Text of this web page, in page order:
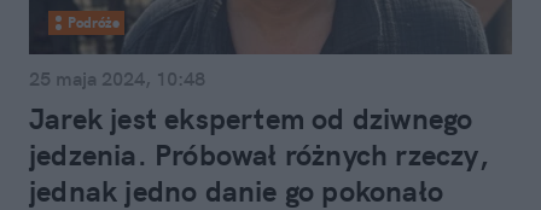
Podróże
25 maja 2024, 10:48
Jarek jest ekspertem od dziwnego
jedzenia. Próbował różnych rzeczy,
jednak jedno danie go pokonało